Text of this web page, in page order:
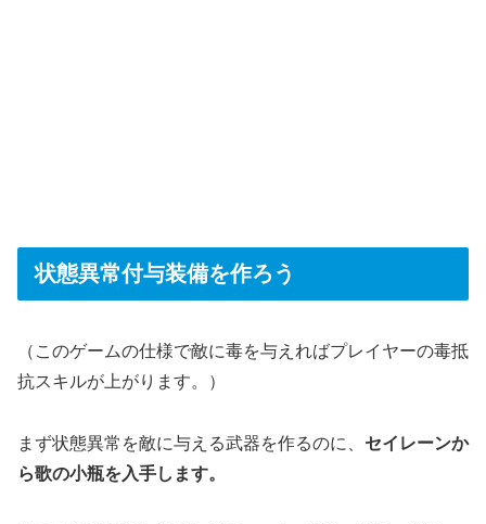
状態異常付与装備を作ろう
（このゲームの仕様で敵に毒を与えればプレイヤーの毒抵
抗スキルが上がります。）
まず状態異常を敵に与える武器を作るのに、 セイレーンか
ら歌の小瓶を入手します。